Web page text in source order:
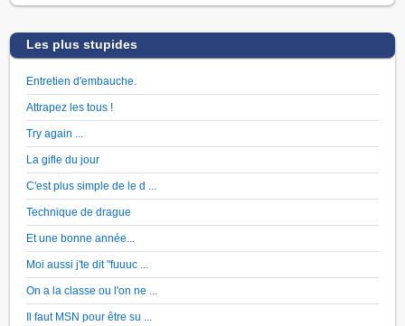
Les plus stupides
Entretien d'embauche.
Attrapez les tous !
Try again ...
La gifle du jour
C'est plus simple de le d ...
Technique de drague
Et une bonne année...
Moi aussi j'te dit "fuuuc ...
On a la classe ou l'on ne ...
Il faut MSN pour être su ...